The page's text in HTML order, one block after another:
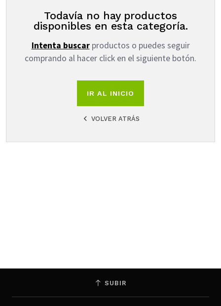
Todavía no hay productos
disponibles en esta categoría.
Intenta buscarproductos o puedes seguir
comprando al hacer click en el siguiente botón.
IR AL INICIO
VOLVER ATRÁS
SUBIR